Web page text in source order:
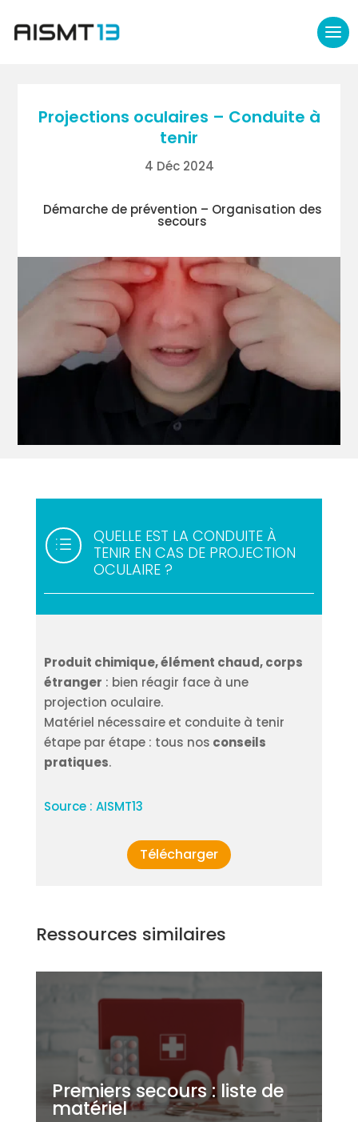
Projections oculaires – Conduite à
tenir
4 Déc 2024
Démarche de prévention – Organisation des
secours
d
QUELLE EST LA CONDUITE À
TENIR EN CAS DE PROJECTION
OCULAIRE ?
Produit chimique, élément chaud, corps
étranger : bien réagir face à une
projection oculaire.
Matériel nécessaire et conduite à tenir
étape par étape : tous nos conseils
pratiques.
Source : AISMT13
Télécharger
Ressources similaires
Premiers secours : liste de
matériel